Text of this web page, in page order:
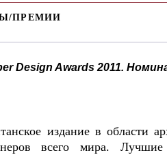
ПРЕМИИ
Design Awards 2011.
издание в области
всего мира.